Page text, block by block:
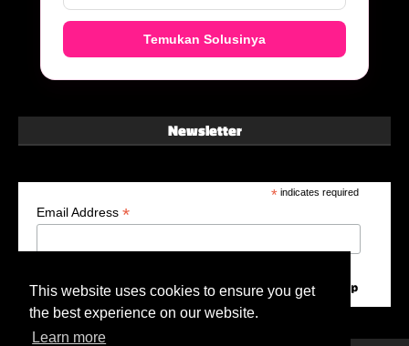
This website uses cookies to ensure you get
the best experience on our website.
Learn more
Temukan Solusinya
Newsletter
* indicates required
Email Address *